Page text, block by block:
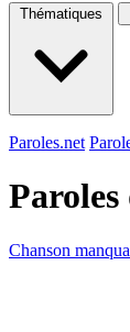
Thématiques
Paroles.net
Chanson